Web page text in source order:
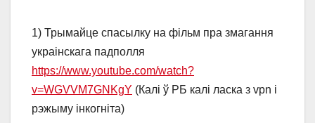
1) Трымайце спасылку на фільм пра змагання
украінскага падполля
https://www.youtube.com/watch?
v=WGVVM7GNKgY (Калі ў РБ калі ласка з vpn і
рэжыму інкогніта)